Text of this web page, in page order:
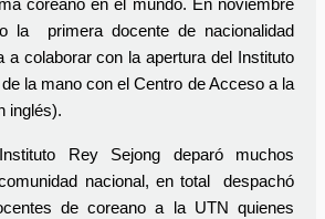
coreano en el mundo. En noviembre
la primera docente de nacionalidad
a colaborar con la apertura del Instituto
la mano con el Centro de Acceso a la
inglés).
Rey Sejong deparó muchos
nacional, en total despachó
de coreano a la UTN quienes